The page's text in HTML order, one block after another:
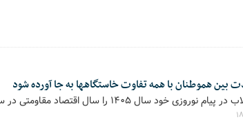
هموطنان با همه تفاوت خاستگاهها به جا آورده شود
۱۴۰۵ را سال اقتصاد مقاومتی در سایه وحدت ملی و امنیت ملی نامیدند.